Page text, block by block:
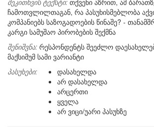
შეკითხვის ტექსტი: თქვენი აზრით, ამ
ჩამოთვლილთაგან, რა პასუხისმებლობა
კომპანიებს საზოგადოების წინაშე? -
კარგი სამუშაო პირობების შექმნა
შენიშვნა: რესპონდენტს შეეძლო
მაქსიმუმ სამი ვარიანტი
პასუხები:
დასახელდა
არ დასახელდა
არცერთი
ყველა
არ ვიცი/უარი პასუხზე